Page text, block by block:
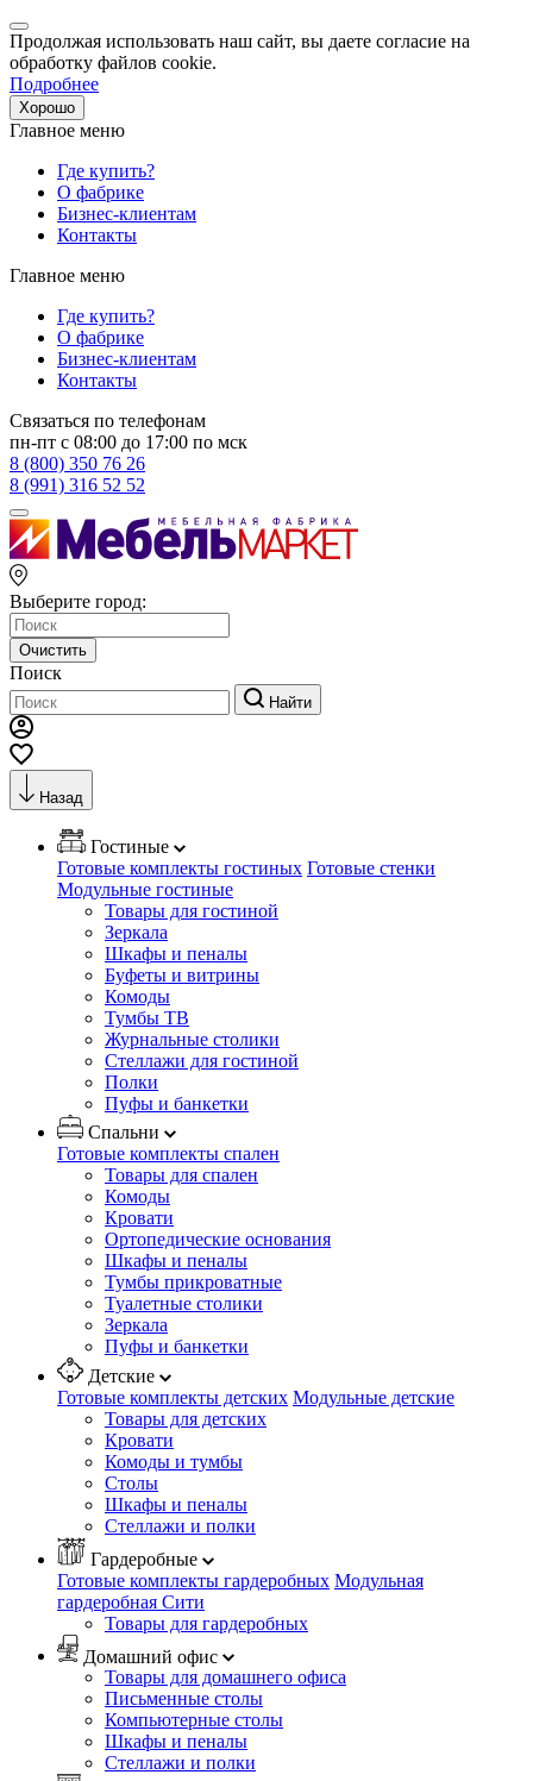
Продолжая использовать наш сайт, вы даете согласие на
обработку файлов cookie.
Подробнее
Хорошо
Главное меню
Где купить?
О фабрике
Бизнес-клиентам
Контакты
Главное меню
Где купить?
О фабрике
Бизнес-клиентам
Контакты
Связаться по телефонам
пн-пт с 08:00 до 17:00 по мск
8 (800) 350 76 26
8 (991) 316 52 52
Выберите город:
Очистить
Поиск
Найти
Назад
Гостиные
Готовые комплекты гостиных Готовые стенки
Модульные гостиные
Товары для гостиной
Зеркала
Шкафы и пеналы
Буфеты и витрины
Комоды
Тумбы ТВ
Журнальные столики
Стеллажи для гостиной
Полки
Пуфы и банкетки
Спальни
Готовые комплекты спален
Товары для спален
Комоды
Кровати
Ортопедические основания
Шкафы и пеналы
Тумбы прикроватные
Туалетные столики
Зеркала
Пуфы и банкетки
Детские
Готовые комплекты детских Модульные детские
Товары для детских
Кровати
Комоды и тумбы
Столы
Шкафы и пеналы
Стеллажи и полки
Гардеробные
Готовые комплекты гардеробных Модульная
гардеробная Сити
Товары для гардеробных
Домашний офис
Товары для домашнего офиса
Письменные столы
Компьютерные столы
Шкафы и пеналы
Стеллажи и полки